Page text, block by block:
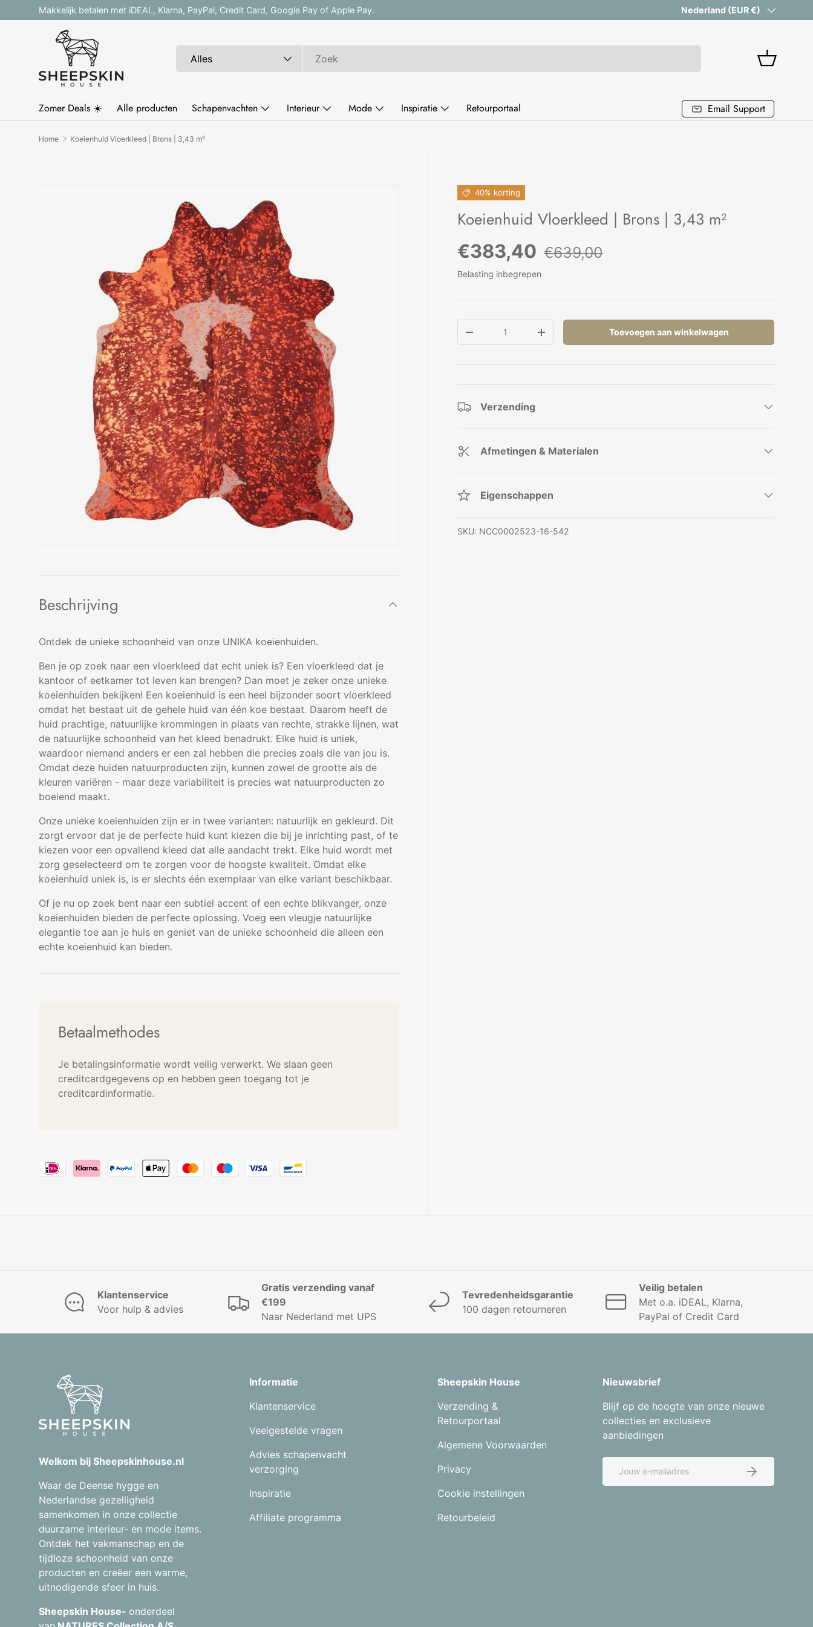
Ga naar inhoud
Makkelijk betalen met iDEAL, Klarna, PayPal, Credit Card, Google Pay of Apple Pay. Vanaf 199 euro gratis
Land/Regio
Nederland (EUR €)
Alles Mandje
Zomer Deals ☀️ Alle producten Schapenvachten Interieur Mode Inspiratie Retourportaal Email Support
Home Koeienhuid Vloerkleed | Brons | 3,43 m²
Ga direct naar productinformatie
40% korting
Koeienhuid Vloerkleed | Brons | 3,43 m²
Verkoopprijs
€383,40 Reguliere prijs
€639,00
Belasting inbegrepen
Verlaag de hoeveelheidVerhoog de hoeveelheidToevoegen aan winkelwagen
Verzending
Afmetingen & Materialen
Eigenschappen
SKU: NCC0002523-16-542
Beschrijving
Ontdek de unieke schoonheid van onze UNIKA koeienhuiden.
Ben je op zoek naar een vloerkleed dat echt uniek is? Een vloerkleed dat je
kantoor of eetkamer tot leven kan brengen? Dan moet je zeker onze unieke
koeienhuiden bekijken! Een koeienhuid is een heel bijzonder soort vloerkleed
omdat het bestaat uit de gehele huid van één koe bestaat. Daarom heeft de
huid prachtige, natuurlijke krommingen in plaats van rechte, strakke lijnen, wat
de natuurlijke schoonheid van het kleed benadrukt. Elke huid is uniek,
waardoor niemand anders er een zal hebben die precies zoals die van jou is.
Omdat deze huiden natuurproducten zijn, kunnen zowel de grootte als de
kleuren variëren - maar deze variabiliteit is precies wat natuurproducten zo
boeiend maakt.
Onze unieke koeienhuiden zijn er in twee varianten: natuurlijk en gekleurd. Dit
zorgt ervoor dat je de perfecte huid kunt kiezen die bij je inrichting past, of te
kiezen voor een opvallend kleed dat alle aandacht trekt. Elke huid wordt met
zorg geselecteerd om te zorgen voor de hoogste kwaliteit. Omdat elke
koeienhuid uniek is, is er slechts één exemplaar van elke variant beschikbaar.
Of je nu op zoek bent naar een subtiel accent of een echte blikvanger, onze
koeienhuiden bieden de perfecte oplossing. Voeg een vleugje natuurlijke
elegantie toe aan je huis en geniet van de unieke schoonheid die alleen een
echte koeienhuid kan bieden.
Betaalmethodes
Je betalingsinformatie wordt veilig verwerkt. We slaan geen
creditcardgegevens op en hebben geen toegang tot je
creditcardinformatie.
Klantenservice
Voor hulp & advies
Gratis verzending vanaf
€199
Naar Nederland met UPS
Tevredenheidsgarantie
100 dagen retourneren
Veilig betalen
Met o.a. iDEAL, Klarna,
PayPal of Credit Card
Welkom bij Sheepskinhouse.nl
Waar de Deense hygge en
Nederlandse gezelligheid
samenkomen in onze collectie
duurzame interieur- en mode items.
Ontdek het vakmanschap en de
tijdloze schoonheid van onze
producten en creëer een warme,
uitnodigende sfeer in huis.
Sheepskin House- onderdeel
Informatie
Klantenservice
Veelgestelde vragen
Advies schapenvacht
verzorging
Inspiratie
Affiliate programma
Sheepskin House
Verzending &
Retourportaal
Algemene Voorwaarden
Privacy
Cookie instellingen
Retourbeleid
Nieuwsbrief
Blijf op de hoogte van onze nieuwe
collecties en exclusieve
aanbiedingen
Abonneer